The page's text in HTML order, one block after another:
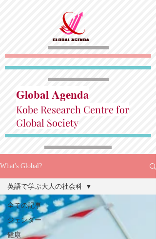
Global Agenda
Kobe Research Centre for
Global Society
What's Global?
全ての記事
ジェンダー
健康
英語で学ぶ大人の社会科